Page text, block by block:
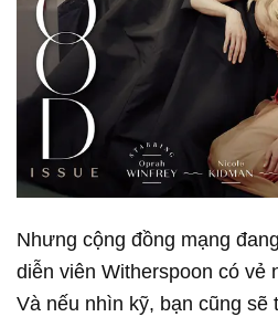
Nhưng cộng đồng mạng
diễn viên Witherspoon có vẻ
Và nếu nhìn kỹ, bạn cũng sẽ